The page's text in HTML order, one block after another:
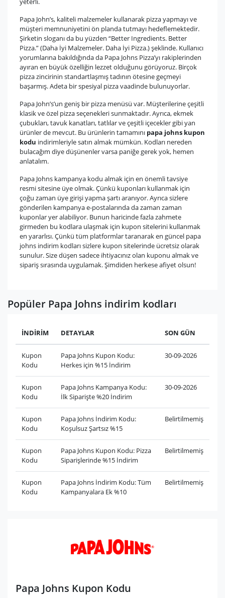
Papa John’s, kaliteli malzemeler kullanarak pizza yapmayı ve
müşteri memnuniyetini ön planda tutmayı hedeflemektedir.
Şirketin sloganı da bu yüzden “Better Ingredients. Better
Pizza.” (Daha İyi Malzemeler. Daha İyi Pizza.) şeklinde. Kullanıcı
yorumlarına bakıldığında da Papa Johns Pizza’yı rakiplerinden
ayıran en büyük özelliğin lezzet olduğunu görüyoruz. Birçok
pizza zincirinin standartlaşmış tadının ötesine geçmeyi
başarmış. Adeta bir spesiyal pizza vaadinde bulunuyorlar.
Papa John’s’un geniş bir pizza menüsü var. Müşterilerine çeşitli
klasik ve özel pizza seçenekleri sunmaktadır. Ayrıca, ekmek
çubukları, tavuk kanatları, tatlılar ve çeşitli içecekler gibi yan
ürünler de mevcut. Bu ürünlerin tamamını papa johns kupon
kodu indirimleriyle satın almak mümkün. Kodları nereden
bulacağım diye düşünenler varsa paniğe gerek yok, hemen
anlatalım.
Papa Johns kampanya kodu almak için en önemli tavsiye
resmi sitesine üye olmak. Çünkü kuponları kullanmak için
çoğu zaman üye girişi yapma şartı aranıyor. Ayrıca sizlere
gönderilen kampanya e-postalarında da zaman zaman
kuponlar yer alabiliyor. Bunun haricinde fazla zahmete
girmeden bu kodlara ulaşmak için kupon sitelerini kullanmak
en yararlısı. Çünkü tüm platformlar taranarak en güncel papa
johns indirim kodları sizlere kupon sitelerinde ücretsiz olarak
sunulur. Size düşen sadece ihtiyacınız olan kuponu almak ve
sipariş sırasında uygulamak. Şimdiden herkese afiyet olsun!
Popüler Papa Johns indirim kodları
İNDİRİM DETAYLAR SON GÜN
Kupon
Kodu
Papa Johns Kupon Kodu:
Herkes için %15 İndirim
30-09-2026
Kupon
Kodu
Papa Johns Kampanya Kodu:
İlk Siparişte %20 İndirim
30-09-2026
Kupon
Kodu
Papa Johns İndirim Kodu:
Koşulsuz Şartsız %15
Belirtilmemiş
Kupon
Kodu
Papa Johns Kupon Kodu: Pizza
Siparişlerinde %15 İndirim
Belirtilmemiş
Kupon
Kodu
Papa Johns İndirim Kodu: Tüm
Kampanyalara Ek %10
Belirtilmemiş
Papa Johns Kupon Kodu